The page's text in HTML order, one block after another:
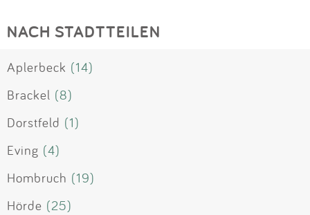
NACH STADTTEILEN
Aplerbeck (14)
Brackel (8)
Dorstfeld (1)
Eving (4)
Hombruch (19)
Hörde (25)